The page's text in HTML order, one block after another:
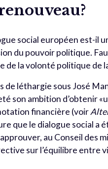
social européen est-il
du pouvoir politique.
de la volonté politique de
de léthargie sous José
son ambition d’obtenir
financière (voir
que le dialogue social a
au Conseil des
sur l’équilibre entre